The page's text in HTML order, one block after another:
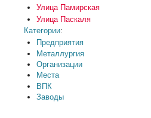
Улица Памирская
Улица Паскаля
Категории:
Предприятия
Металлургия
Организации
Места
ВПК
Заводы